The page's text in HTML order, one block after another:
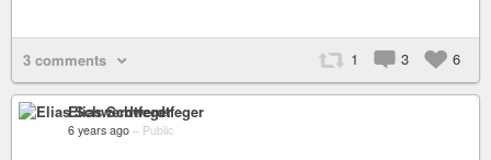
1 3 6
3 comments
Elias Schwerdtfeger
6 years ago – Public